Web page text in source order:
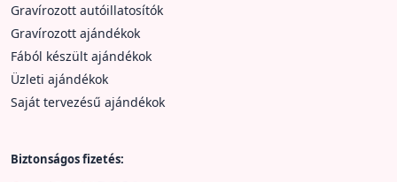
Gravírozott autóillatosítók
Gravírozott ajándékok
Fából készült ajándékok
Üzleti ajándékok
Saját tervezésű ajándékok
Biztonságos fizetés: